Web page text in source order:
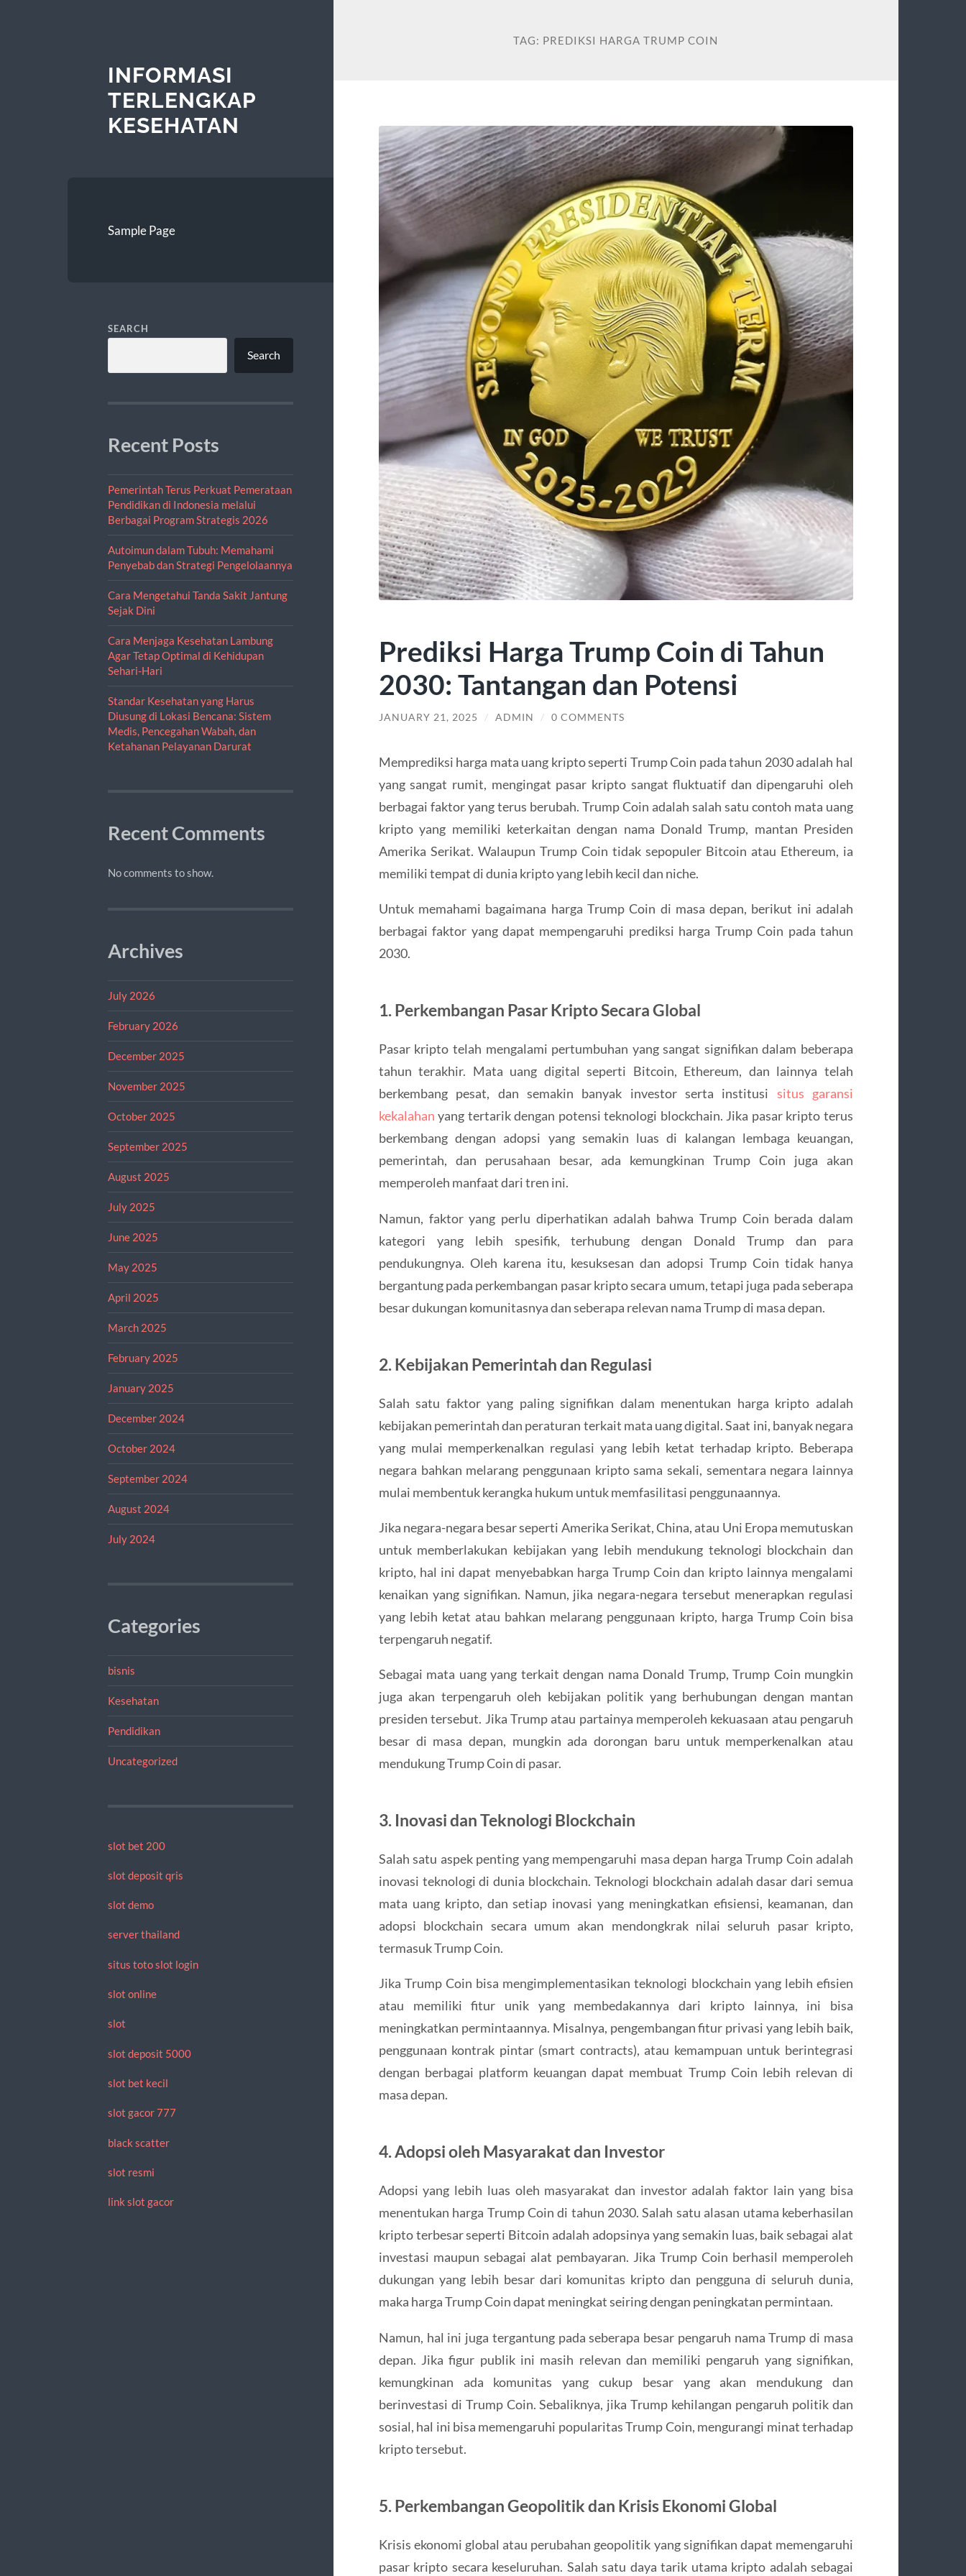
INFORMASI
TERLENGKAP
KESEHATAN
Sample Page
SEARCH
Search
Recent Posts
Pemerintah Terus Perkuat Pemerataan
Pendidikan di Indonesia melalui
Berbagai Program Strategis 2026
Autoimun dalam Tubuh: Memahami
Penyebab dan Strategi Pengelolaannya
Cara Mengetahui Tanda Sakit Jantung
Sejak Dini
Cara Menjaga Kesehatan Lambung
Agar Tetap Optimal di Kehidupan
Sehari-Hari
Standar Kesehatan yang Harus
Diusung di Lokasi Bencana: Sistem
Medis, Pencegahan Wabah, dan
Ketahanan Pelayanan Darurat
Recent Comments
No comments to show.
Archives
July 2026
February 2026
December 2025
November 2025
October 2025
September 2025
August 2025
July 2025
June 2025
May 2025
April 2025
March 2025
February 2025
January 2025
December 2024
October 2024
September 2024
August 2024
July 2024
Categories
bisnis
Kesehatan
Pendidikan
Uncategorized
slot bet 200
slot deposit qris
slot demo
server thailand
situs toto slot login
slot online
slot
slot deposit 5000
slot bet kecil
slot gacor 777
black scatter
slot resmi
link slot gacor
TAG: PREDIKSI HARGA TRUMP COIN
Prediksi Harga Trump Coin di Tahun
2030: Tantangan dan Potensi
JANUARY 21, 2025 / ADMIN / 0 COMMENTS
Memprediksi harga mata uang kripto seperti Trump Coin pada tahun 2030 adalah hal
yang sangat rumit, mengingat pasar kripto sangat fluktuatif dan dipengaruhi oleh
berbagai faktor yang terus berubah. Trump Coin adalah salah satu contoh mata uang
kripto yang memiliki keterkaitan dengan nama Donald Trump, mantan Presiden
Amerika Serikat. Walaupun Trump Coin tidak sepopuler Bitcoin atau Ethereum, ia
memiliki tempat di dunia kripto yang lebih kecil dan niche.
Untuk memahami bagaimana harga Trump Coin di masa depan, berikut ini adalah
berbagai faktor yang dapat mempengaruhi prediksi harga Trump Coin pada tahun
2030.
1.Perkembangan Pasar Kripto Secara Global
Pasar kripto telah mengalami pertumbuhan yang sangat signifikan dalam beberapa
tahun terakhir. Mata uang digital seperti Bitcoin, Ethereum, dan lainnya telah
berkembang pesat, dan semakin banyak investor serta institusi situs garansi
kekalahan yang tertarik dengan potensi teknologi blockchain. Jika pasar kripto terus
berkembang dengan adopsi yang semakin luas di kalangan lembaga keuangan,
pemerintah, dan perusahaan besar, ada kemungkinan Trump Coin juga akan
memperoleh manfaat dari tren ini.
Namun, faktor yang perlu diperhatikan adalah bahwa Trump Coin berada dalam
kategori yang lebih spesifik, terhubung dengan Donald Trump dan para
pendukungnya. Oleh karena itu, kesuksesan dan adopsi Trump Coin tidak hanya
bergantung pada perkembangan pasar kripto secara umum, tetapi juga pada seberapa
besar dukungan komunitasnya dan seberapa relevan nama Trump di masa depan.
2.Kebijakan Pemerintah dan Regulasi
Salah satu faktor yang paling signifikan dalam menentukan harga kripto adalah
kebijakan pemerintah dan peraturan terkait mata uang digital. Saat ini, banyak negara
yang mulai memperkenalkan regulasi yang lebih ketat terhadap kripto. Beberapa
negara bahkan melarang penggunaan kripto sama sekali, sementara negara lainnya
mulai membentuk kerangka hukum untuk memfasilitasi penggunaannya.
Jika negara-negara besar seperti Amerika Serikat, China, atau Uni Eropa memutuskan
untuk memberlakukan kebijakan yang lebih mendukung teknologi blockchain dan
kripto, hal ini dapat menyebabkan harga Trump Coin dan kripto lainnya mengalami
kenaikan yang signifikan. Namun, jika negara-negara tersebut menerapkan regulasi
yang lebih ketat atau bahkan melarang penggunaan kripto, harga Trump Coin bisa
terpengaruh negatif.
Sebagai mata uang yang terkait dengan nama Donald Trump, Trump Coin mungkin
juga akan terpengaruh oleh kebijakan politik yang berhubungan dengan mantan
presiden tersebut. Jika Trump atau partainya memperoleh kekuasaan atau pengaruh
besar di masa depan, mungkin ada dorongan baru untuk memperkenalkan atau
mendukung Trump Coin di pasar.
3. Inovasi dan Teknologi Blockchain
Salah satu aspek penting yang mempengaruhi masa depan harga Trump Coin adalah
inovasi teknologi di dunia blockchain. Teknologi blockchain adalah dasar dari semua
mata uang kripto, dan setiap inovasi yang meningkatkan efisiensi, keamanan, dan
adopsi blockchain secara umum akan mendongkrak nilai seluruh pasar kripto,
termasuk Trump Coin.
Jika Trump Coin bisa mengimplementasikan teknologi blockchain yang lebih efisien
atau memiliki fitur unik yang membedakannya dari kripto lainnya, ini bisa
meningkatkan permintaannya. Misalnya, pengembangan fitur privasi yang lebih baik,
penggunaan kontrak pintar (smart contracts), atau kemampuan untuk berintegrasi
dengan berbagai platform keuangan dapat membuat Trump Coin lebih relevan di
masa depan.
4.Adopsi oleh Masyarakat dan Investor
Adopsi yang lebih luas oleh masyarakat dan investor adalah faktor lain yang bisa
menentukan harga Trump Coin di tahun 2030. Salah satu alasan utama keberhasilan
kripto terbesar seperti Bitcoin adalah adopsinya yang semakin luas, baik sebagai alat
investasi maupun sebagai alat pembayaran. Jika Trump Coin berhasil memperoleh
dukungan yang lebih besar dari komunitas kripto dan pengguna di seluruh dunia,
maka harga Trump Coin dapat meningkat seiring dengan peningkatan permintaan.
Namun, hal ini juga tergantung pada seberapa besar pengaruh nama Trump di masa
depan. Jika figur publik ini masih relevan dan memiliki pengaruh yang signifikan,
kemungkinan ada komunitas yang cukup besar yang akan mendukung dan
berinvestasi di Trump Coin. Sebaliknya, jika Trump kehilangan pengaruh politik dan
sosial, hal ini bisa memengaruhi popularitas Trump Coin, mengurangi minat terhadap
kripto tersebut.
5.Perkembangan Geopolitik dan Krisis Ekonomi Global
Krisis ekonomi global atau perubahan geopolitik yang signifikan dapat memengaruhi
pasar kripto secara keseluruhan. Salah satu daya tarik utama kripto adalah sebagai